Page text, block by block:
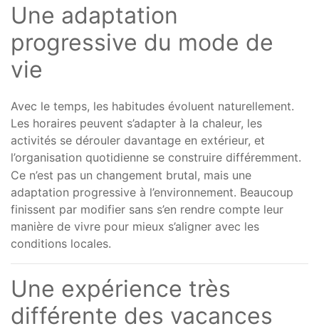
Une adaptation
progressive du mode de
vie
Avec le temps, les habitudes évoluent naturellement.
Les horaires peuvent s’adapter à la chaleur, les
activités se dérouler davantage en extérieur, et
l’organisation quotidienne se construire différemment.
Ce n’est pas un changement brutal, mais une
adaptation progressive à l’environnement. Beaucoup
finissent par modifier sans s’en rendre compte leur
manière de vivre pour mieux s’aligner avec les
conditions locales.
Une expérience très
différente des vacances